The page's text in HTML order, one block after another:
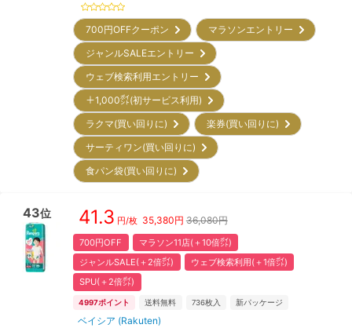
700円OFFクーポン
マラソンエントリー
ジャンルSALEエントリー
ウェブ検索利用エントリー
＋1,000㌽(初サービス利用)
ラクマ(買い回りに)
楽券(買い回りに)
サーティワン(買い回りに)
食パン袋(買い回りに)
43位 41.3 円/枚 35,380円 36,080円
700円OFF
マラソン11店(＋10倍㌽)
ジャンルSALE(＋2倍㌽)
ウェブ検索利用(＋1倍㌽)
SPU(＋2倍㌽)
4997ポイント 送料無料 736枚入 新パッケージ
ベイシア (Rakuten)